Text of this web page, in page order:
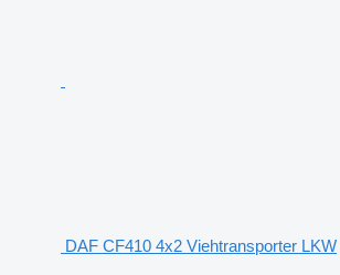
DAF CF410 4x2 Viehtransporter LKW